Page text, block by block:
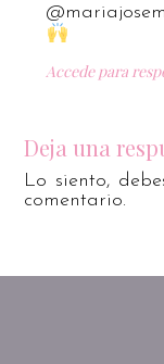
Accede para
Deja una
Lo siento,
comentario.